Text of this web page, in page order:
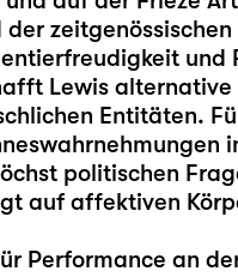
und
Lewis
Entitäten.
politischen
auf affektiven
Performance an